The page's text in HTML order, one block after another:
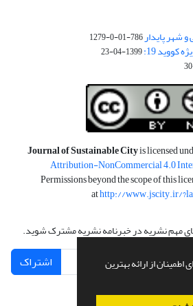
از ارائه بهترین
شهر پایدار786-01-0-1279
کووید 19: 1399-04-23
Journal of Sustainable Cityis licensed
Attribution-NonCommercial 4.0
Permissions beyond the scope of this
athttp://www.jscity.ir/
های مهم نشریه در خبرنامه نشریه مشترک شوید.
اشتراک